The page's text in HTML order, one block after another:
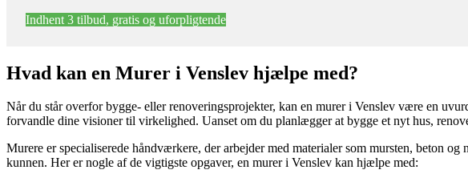
Indhent 3 tilbud, gratis og uforpligtende
Hvad kan en Murer i Venslev hjælpe med?
Når du står overfor bygge- eller renoveringsprojekter, kan en murer i Venslev være en
forvandle dine visioner til virkelighed. Uanset om du planlægger at bygge et nyt hus,
Murere er specialiserede håndværkere, der arbejder med materialer som mursten, beton
kunnen. Her er nogle af de vigtigste opgaver, en murer i Venslev kan hjælpe med: